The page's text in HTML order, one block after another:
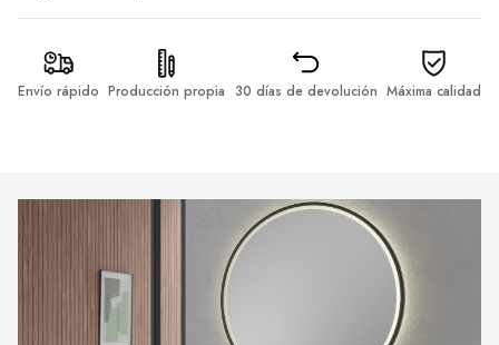
Envío rápido Producción propia 30 días de devolución Máxima calidad